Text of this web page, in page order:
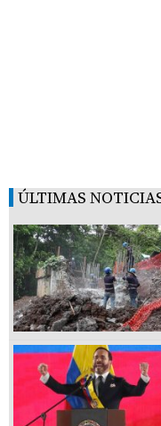
ÚLTIMAS